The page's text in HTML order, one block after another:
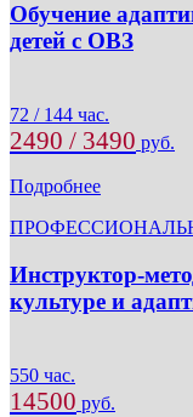
Обучение
детей с ОВЗ
72 / 144 час.
2490 / 3490 руб.
Подробнее
Инструктор-
культуре и
550 час.
14500 руб.